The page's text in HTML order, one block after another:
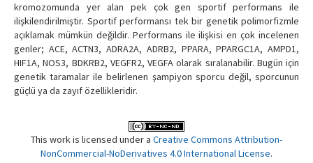
kromozomunda yer alan pek çok gen sportif performans ile
ilişkilendirilmiştir. Sportif performansı tek bir genetik polimorfizmle
açıklamak mümkün değildir. Performans ile ilişkisi en çok incelenen
genler; ACE, ACTN3, ADRA2A, ADRB2, PPARA, PPARGC1A, AMPD1,
HIF1A, NOS3, BDKRB2, VEGFR2, VEGFA olarak sıralanabilir. Bugün için
genetik taramalar ile belirlenen şampiyon sporcu değil, sporcunun
güçlü ya da zayıf özellikleridir.
This work is licensed under a Creative Commons Attribution-
NonCommercial-NoDerivatives 4.0 International License.